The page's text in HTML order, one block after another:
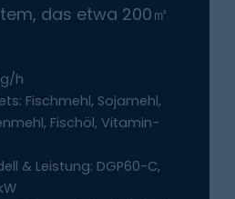
das etwa 200㎡
h
Fischmehl, Sojamehl,
Fischöl, Vitamin-
& Leistung: DGP60-C,